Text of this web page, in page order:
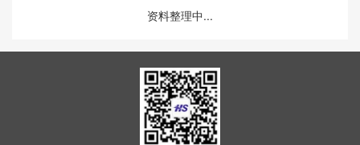
资料整理中...